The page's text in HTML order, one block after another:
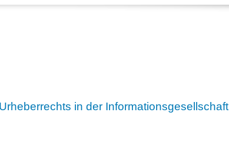
in der Informationsgesellschaft